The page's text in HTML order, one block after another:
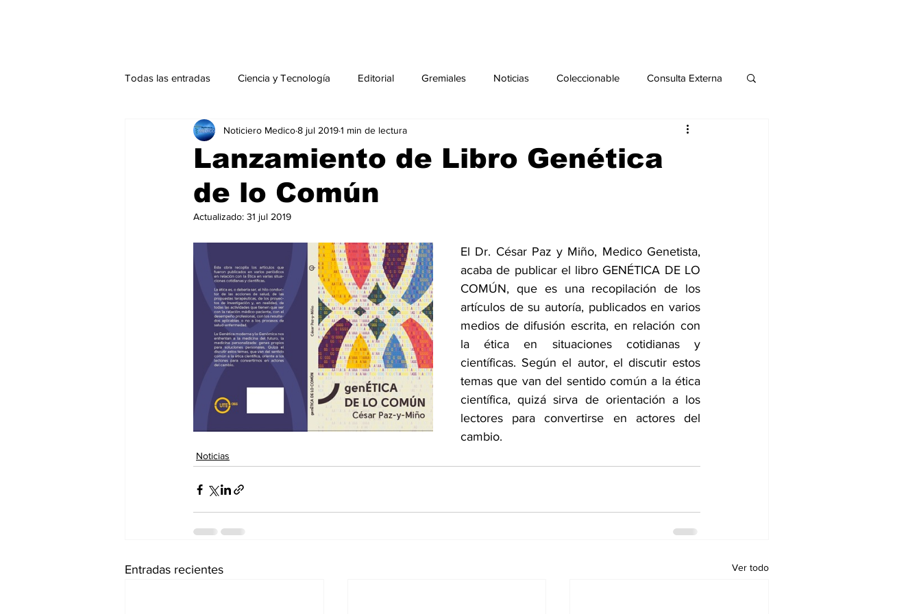
Todas las entradas Ciencia y Tecnología Editorial Gremiales Noticias Coleccionable Consulta Externa
Actualidad Salud Mental Agenda Sección especial Publicaciones
Endocrinología Actualidad especial Ciencia y Tecnología especial
Consulta Externa especial Editorial especial Gremiales especial
Especiales especial Perfiles especial Publicaciones especial dia mundial de la diabetes
dia mundial de la hipertension
Lanzamiento de Libro Genética
de lo Común
Noticiero Medico8 jul 20191 min de lectura
Actualizado: 31 jul 2019
El Dr. César Paz y Miño, Medico Genetista,
acaba de publicar el libro GENÉTICA DE LO
COMÚN, que es una recopilación de los
artículos de su autoría, publicados en varios
medios de difusión escrita, en relación con
la ética en situaciones cotidianas y
científicas. Según el autor, el discutir estos
temas que van del sentido común a la ética
científica, quizá sirva de orientación a los
lectores para convertirse en actores del
cambio.
Noticias
Entradas recientes Ver todo